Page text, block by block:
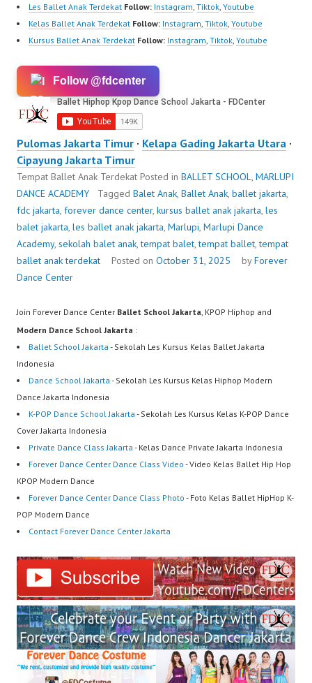
Les Ballet Anak Terdekat Follow: Instagram Tiktok Youtube
Kelas Ballet Anak Terdekat Follow: Instagram Tiktok Youtube
Kursus Ballet Anak Terdekat Follow: Instagram Tiktok Youtube
Follow @fdcenter
Pulomas Jakarta Timur · Kelapa Gading Jakarta Utara ·
Cipayung Jakarta Timur
Tempat Ballet Anak Terdekat Posted in BALLET SCHOOL, MARLUPI
DANCE ACADEMY
Tagged Balet Anak, Ballet Anak, ballet jakarta,
fdc jakarta, forever dance center, kursus ballet anak jakarta, les
balet jakarta, les ballet anak jakarta, Marlupi, Marlupi Dance
Academy, sekolah balet anak,tempat balet,tempat ballet,tempat
ballet anak terdekat
Posted on October 31, 2025 byForever
Dance Center
Join Forever Dance Center Ballet School Jakarta , KPOP Hiphop and
Modern Dance School Jakarta :
Ballet School Jakarta - Sekolah Les Kursus Kelas Ballet Jakarta
Indonesia
Dance School Jakarta - Sekolah Les Kursus Kelas Hiphop Modern
Dance Jakarta Indonesia
K-POP Dance School Jakarta - Sekolah Les Kursus Kelas K-POP Dance
Cover Jakarta Indonesia
Private Dance Class Jakarta - Kelas Dance Private Jakarta Indonesia
Forever Dance Center Dance Class Video - Video Kelas Ballet Hip Hop
KPOP Modern Dance
Forever Dance Center Dance Class Photo - Foto Kelas Ballet HipHop K-
POP Modern Dance
Contact Forever Dance Center Jakarta